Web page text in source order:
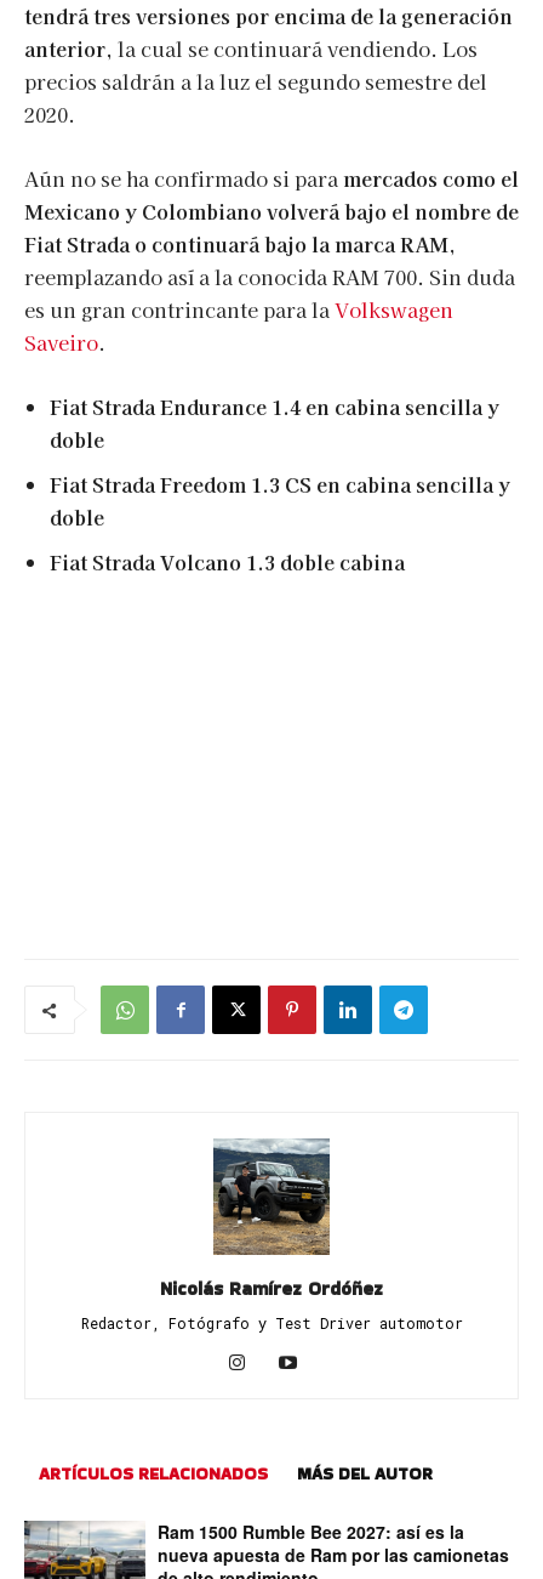
tendrá tres versiones por encima de la generación
anterior, la cual se continuará vendiendo. Los
precios saldrán a la luz el segundo semestre del
2020.
Aún no se ha confirmado si paramercados como el
Mexicano y Colombiano volverá bajo el nombre de
Fiat Strada o continuará bajo la marca RAM,
reemplazando así a la conocida RAM 700. Sin duda
es un gran contrincante para laVolkswagen
Saveiro.
Fiat Strada Endurance 1.4 en cabina sencilla y
doble
Fiat Strada Freedom 1.3 CS en cabina sencilla y
doble
Fiat Strada Volcano 1.3 doble cabina
Nicolás Ramírez Ordóñez
Redactor, Fotógrafo y Test Driver automotor
ARTÍCULOS RELACIONADOS MÁS DEL AUTOR
Ram 1500 Rumble Bee 2027: así es la
nueva apuesta de Ram por las camionetas